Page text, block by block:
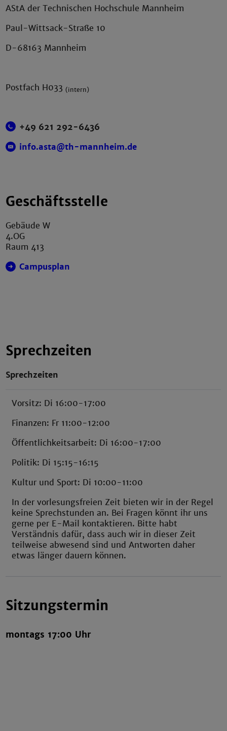
AStA der Technischen Hochschule Mannheim
Paul-Wittsack-Straße 10
D-68163 Mannheim
Postfach H033(intern)
+49 621 292-6436
info.asta@th-mannheim.de
Geschäftsstelle
Gebäude W
4.OG
Raum 413
Campusplan
Sprechzeiten
Sprechzeiten
Vorsitz: Di 16:00-17:00
Finanzen: Fr 11:00-12:00
Öffentlichkeitsarbeit: Di 16:00-17:00
Politik: Di 15:15-16:15
Kultur und Sport: Di 10:00-11:00
In der vorlesungsfreien Zeit bieten wir in der Regel
keine Sprechstunden an. Bei Fragen könnt ihr uns
gerne per E-Mail kontaktieren. Bitte habt
Verständnis dafür, dass auch wir in dieser Zeit
teilweise abwesend sind und Antworten daher
etwas länger dauern können.
Sitzungstermin
montags 17:00 Uhr